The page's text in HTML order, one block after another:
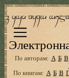
По авторам: А Б В
По книгам: А Б В Г